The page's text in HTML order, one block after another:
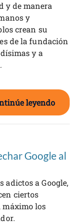
y de manera
y
crean su
de la fundación
y a
leyendo
Google al
adictos a Google,
ciertos
máximo los